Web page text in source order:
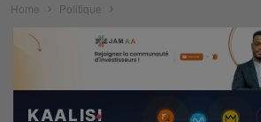
Home Politique